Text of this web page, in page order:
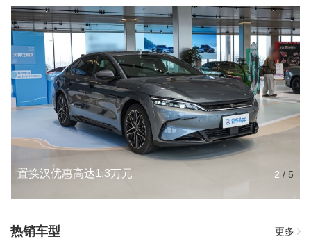
置换汉优惠高达1.3万元 2 / 5
热销车型 更多